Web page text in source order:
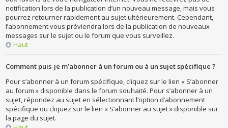
notification lors de la publication d’un nouveau message, mais vous
pourrez retourner rapidement au sujet ultérieurement. Cependant,
l’abonnement vous préviendra lors de la publication de nouveaux
messages sur le sujet ou le forum que vous surveillez.
Haut
Comment puis-je m’abonner à un forum ou à un sujet spécifique ?
Pour s’abonner à un forum spécifique, cliquez sur le lien « S’abonner
au forum » disponible dans le forum souhaité. Pour s’abonner à un
sujet, répondez au sujet en sélectionnant l’option d’abonnement
spécifique ou cliquez sur le lien « S’abonner au sujet » disponible sur
la page du sujet.